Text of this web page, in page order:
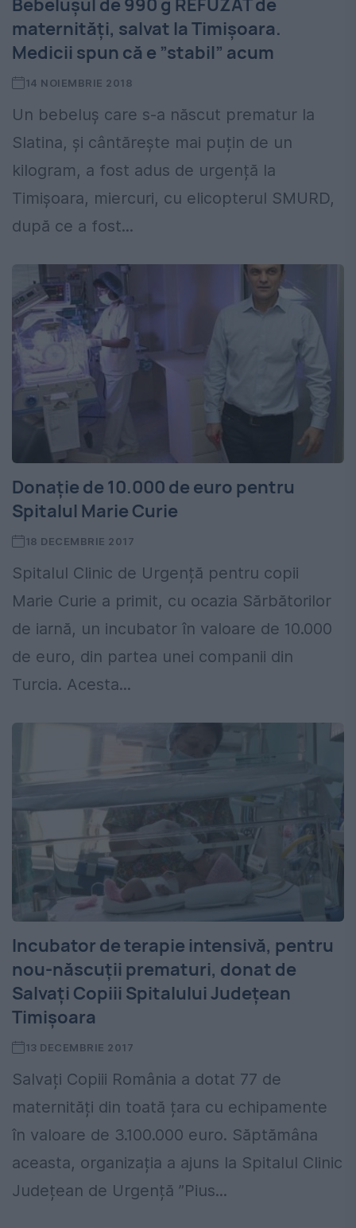
Bebelușul de 990 g REFUZAT de
maternități, salvat la Timișoara.
Medicii spun că e ”stabil” acum
14 NOIEMBRIE 2018
Un bebeluș care s-a născut prematur la
Slatina, și cântărește mai puțin de un
kilogram, a fost adus de urgență la
Timișoara, miercuri, cu elicopterul SMURD,
după ce a fost...
Donație de 10.000 de euro pentru
Spitalul Marie Curie
18 DECEMBRIE 2017
Spitalul Clinic de Urgență pentru copii
Marie Curie a primit, cu ocazia Sărbătorilor
de iarnă, un incubator în valoare de 10.000
de euro, din partea unei companii din
Turcia. Acesta...
Incubator de terapie intensivă, pentru
nou-născuții prematuri, donat de
Salvați Copiii Spitalului Județean
Timișoara
13 DECEMBRIE 2017
Salvați Copiii România a dotat 77 de
maternități din toată țara cu echipamente
în valoare de 3.100.000 euro. Săptămâna
aceasta, organizația a ajuns la Spitalul Clinic
Județean de Urgență ”Pius...